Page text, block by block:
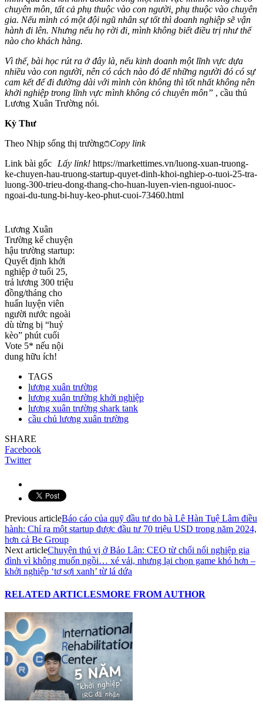
chuyên môn, tất cả phụ thuộc vào con người, phụ thuộc vào chuyên
gia. Nếu mình có một đội ngũ nhân sự tốt thì doanh nghiệp sẽ vận
hành đi lên. Nhưng nếu họ rời đi, mình không biết điều trị như thế
nào cho khách hàng.
Vì thế, bài học rút ra ở đây là, nếu kinh doanh một lĩnh vực dựa
nhiều vào con người, nên có cách nào đó để những người đó có sự
cam kết để đi đường dài với mình còn không thì tốt nhất không nên
khởi nghiệp trong lĩnh vực mình không có chuyên môn” , cầu thủ
Lương Xuân Trường nói.
Kỳ Thư
Theo Nhịp sống thị trường
Copy link
Link bài gốc
Lấy link! https://markettimes.vn/luong-xuan-truong-
ke-chuyen-hau-truong-startup-quyet-dinh-khoi-nghiep-o-tuoi-25-tra-
luong-300-trieu-dong-thang-cho-huan-luyen-vien-nguoi-nuoc-
ngoai-du-tung-bi-huy-keo-phut-cuoi-73460.html
Lương Xuân
Trường kể chuyện
hậu trường startup:
Quyết định khởi
nghiệp ở tuổi 25,
trả lương 300 triệu
đồng/tháng cho
huấn luyện viên
người nước ngoài
dù từng bị “huỷ
kèo” phút cuối
Vote 5* nếu nội
dung hữu ích!
TAGS
lương xuân trường
lương xuân trường khởi nghiệp
lương xuân trường shark tank
cầu chủ lương xuân trường
SHARE
Facebook
Twitter
Previous articleBáo cáo của quỹ đầu tư do bà Lê Hàn Tuệ Lâm điều
hành: Chỉ ra một startup được đầu tư 70 triệu USD trong năm 2024,
hơn cả Be Group
Next articleChuyện thú vị ở Bảo Lân: CEO từ chối nối nghiệp gia
đình vì không muốn ngồi… xé vải, nhưng lại chọn game khó hơn –
khởi nghiệp ‘tơ sợi xanh’ từ lá dứa
RELATED ARTICLESMORE FROM AUTHOR